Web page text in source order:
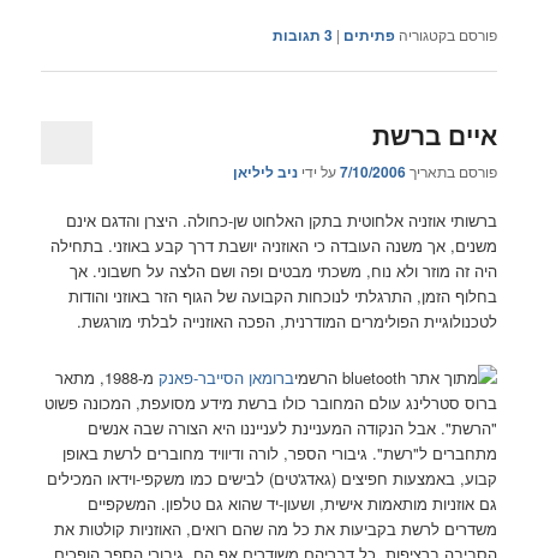
פורסם בקטגוריה פתיתים |
3 תגובות
איים ברשת
פורסם בתאריך7/10/2006על ידיניב ליליאן
ברשותי אוזניה אלחוטית בתקן האלחוט שן-כחולה. היצרן והדגם אינם
משנים, אך משנה העובדה כי האוזניה יושבת דרך קבע באוזני. בתחילה
היה זה מוזר ולא נוח, משכתי מבטים ופה ושם הלצה על חשבוני. אך
בחלוף הזמן, התרגלתי לנוכחות הקבועה של הגוף הזר באוזני והודות
לטכנולוגיית הפולימרים המודרנית, הפכה האוזנייה לבלתי מורגשת.
ברומאן הסייבר-פאנק
מ-1988, מתאר
ברוס סטרלינג עולם המחובר כולו ברשת מידע מסועפת, המכונה פשוט
"הרשת". אבל הנקודה המעניינת לענייננו היא הצורה שבה אנשים
מתחברים ל"רשת". גיבורי הספר, לורה ודיוויד מחוברים לרשת באופן
קבוע, באמצעות חפיצים (גאדג'טים) לבישים כמו משקפי-וידאו המכילים
גם אוזניות מותאמות אישית, ושעון-יד שהוא גם טלפון. המשקפיים
משדרים לרשת בקביעות את כל מה שהם רואים, האוזניות קולטות את